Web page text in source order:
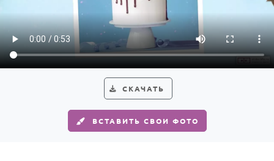
СКАЧАТЬ
ВСТАВИТЬ СВОИ ФОТО